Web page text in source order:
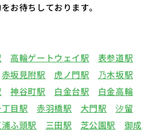
お待ちしております。
高輪ゲートウェイ駅
表参道駅
赤坂見附駅 虎ノ門駅
乃木坂駅
神谷町駅 白金台駅
白金高輪
目駅 赤羽橋駅 大門駅
汐留
ふ頭駅 三田駅 芝公園駅
御成